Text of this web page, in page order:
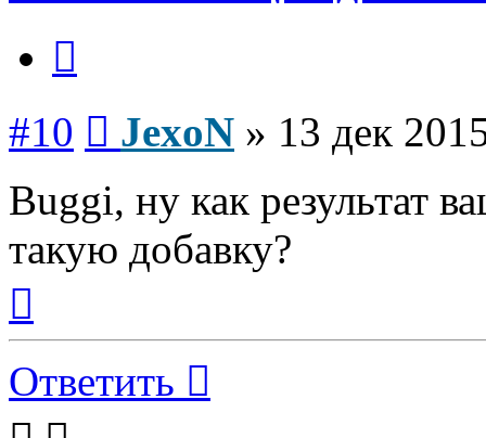
#10 JexoN » 13 дек
Buggi, ну как результат
такую добавку?
началу
Ответить